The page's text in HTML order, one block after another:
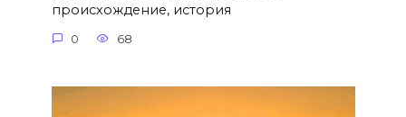
происхождение, история
0 68